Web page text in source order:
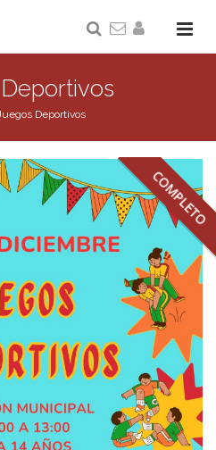
Deportivos
COMPLETO